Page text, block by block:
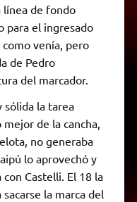
línea de fondo
para el ingresado
venía, pero
de Pedro
del marcador.
la tarea
de la cancha,
no generaba
lo aprovechó y
Castelli. El 18 la
la marca del